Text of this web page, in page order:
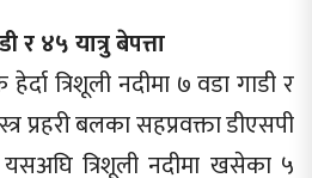
र ४५ यात्रु बेपत्ता
त्रिशूली नदीमा ७ वडा गाडी र
प्रहरी बलका सहप्रवक्ता डीएसपी
त्रिशूली नदीमा खसेका ५